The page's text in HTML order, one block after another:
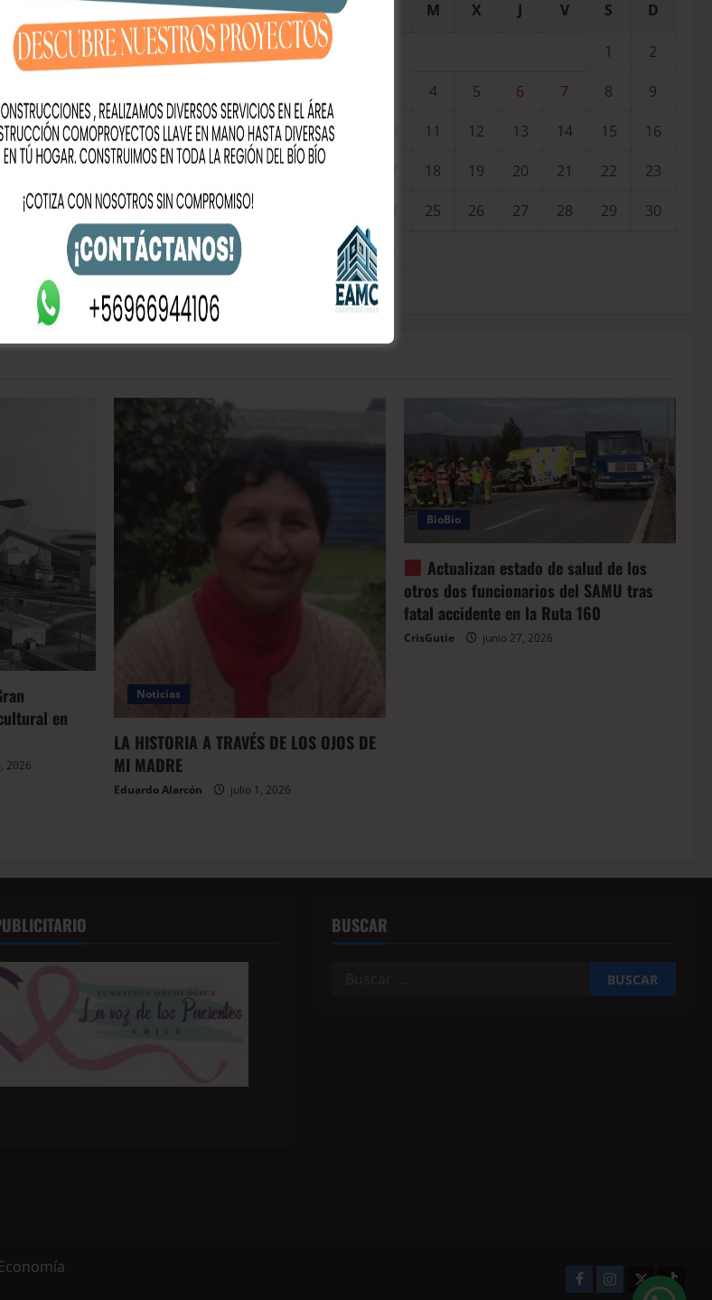
M X J V S D
1
2
4 5 6 7 8
9
11 12 13 14 15
16
18 19 20 21 22
23
25 26 27 28 29
30
« Jul
en
2026
Noticias
LA HISTORIA A TRAVÉS DE LOS OJOS DE
MI MADRE
Eduardo Alarcón julio 1, 2026
BioBio
Actualizan estado de salud de los
otros dos funcionarios del SAMU tras
fatal accidente en la Ruta 160
CrisGutie junio 27, 2026
BUSCAR
Economía